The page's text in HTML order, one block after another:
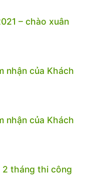
– chào xuân
nhận của Khách
nhận của Khách
2 tháng thi công